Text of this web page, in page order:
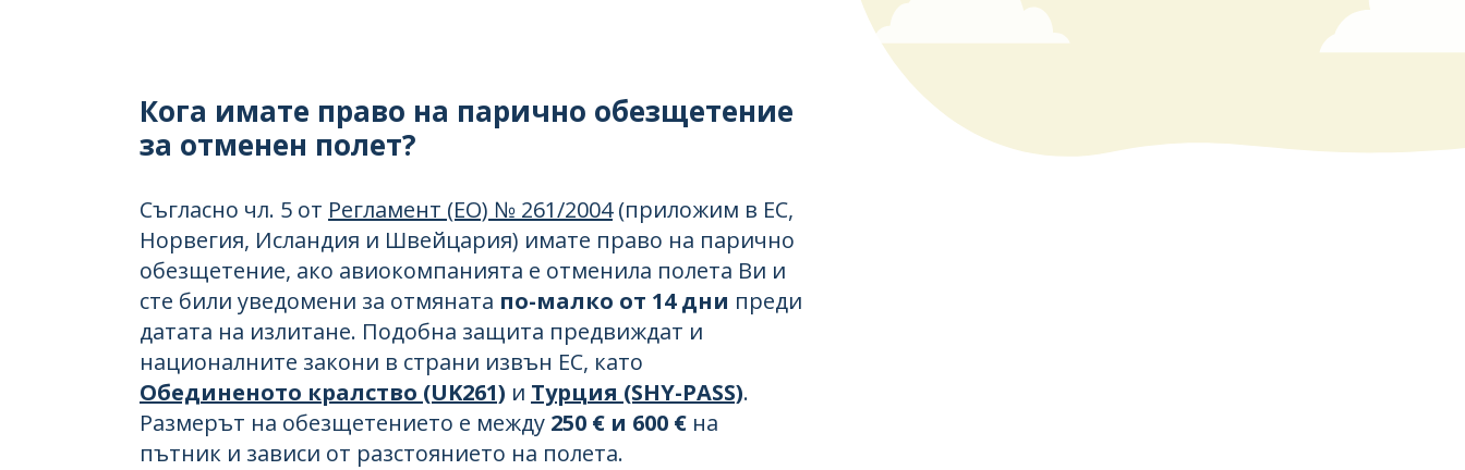
Кога имате право на парично обезщетение
за отменен полет?
Съгласно чл. 5 от Регламент (ЕО) № 261/2004(приложим в ЕС,
Норвегия, Исландия и Швейцария) имате право на парично
обезщетение, ако авиокомпанията е отменила полета Ви и
сте били уведомени за отмяната по-малко от 14 дни преди
датата на излитане. Подобна защита предвиждат и
националните закони в страни извън ЕС, като
Обединеното кралство (UK261) и Турция (SHY-PASS).
Размерът на обезщетението е между 250 € и 600 € на
пътник и зависи от разстоянието на полета.